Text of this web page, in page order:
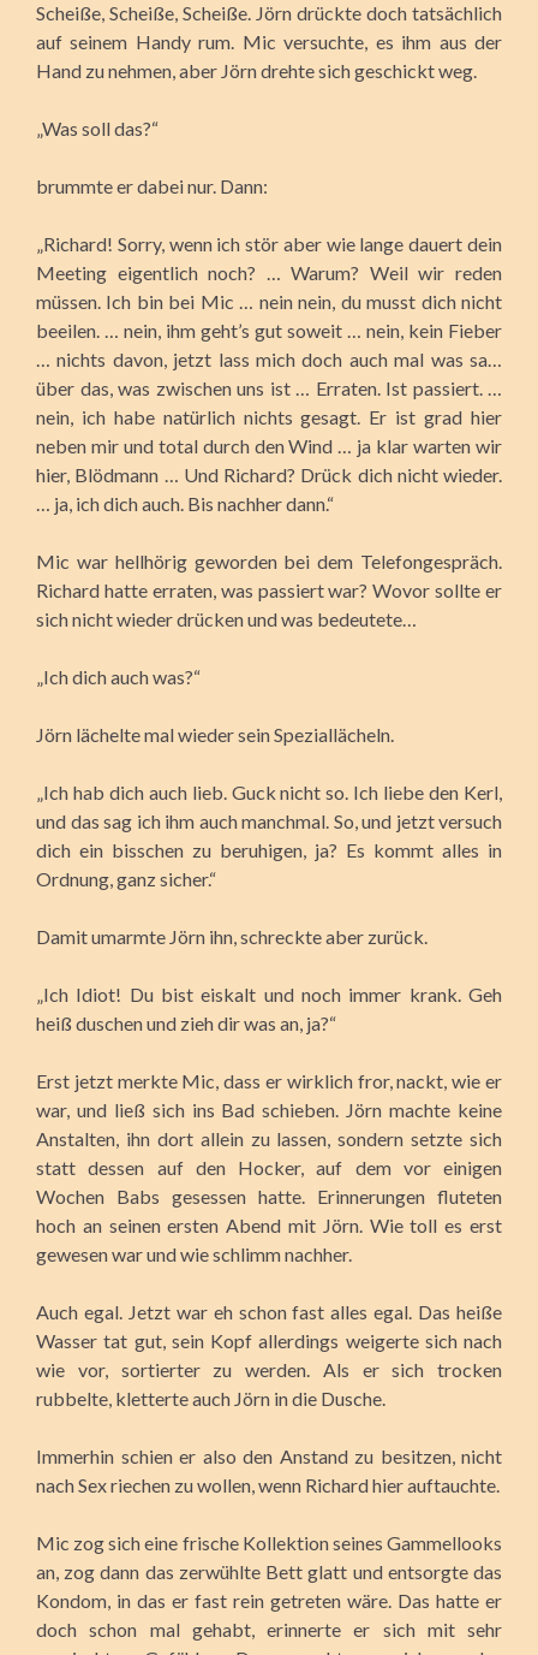
Scheiße, Scheiße, Scheiße. Jörn drückte doch tatsächlich
auf seinem Handy rum. Mic versuchte, es ihm aus der
Hand zu nehmen, aber Jörn drehte sich geschickt weg.
„Was soll das?“
brummte er dabei nur. Dann:
„Richard! Sorry, wenn ich stör aber wie lange dauert dein
Meeting eigentlich noch? … Warum? Weil wir reden
müssen. Ich bin bei Mic … nein nein, du musst dich nicht
beeilen. … nein, ihm geht’s gut soweit … nein, kein Fieber
… nichts davon, jetzt lass mich doch auch mal was sa…
über das, was zwischen uns ist … Erraten. Ist passiert. …
nein, ich habe natürlich nichts gesagt. Er ist grad hier
neben mir und total durch den Wind … ja klar warten wir
hier, Blödmann … Und Richard? Drück dich nicht wieder.
… ja, ich dich auch. Bis nachher dann.“
Mic war hellhörig geworden bei dem Telefongespräch.
Richard hatte erraten, was passiert war? Wovor sollte er
sich nicht wieder drücken und was bedeutete…
„Ich dich auch was?“
Jörn lächelte mal wieder sein Speziallächeln.
„Ich hab dich auch lieb. Guck nicht so. Ich liebe den Kerl,
und das sag ich ihm auch manchmal. So, und jetzt versuch
dich ein bisschen zu beruhigen, ja? Es kommt alles in
Ordnung, ganz sicher.“
Damit umarmte Jörn ihn, schreckte aber zurück.
„Ich Idiot! Du bist eiskalt und noch immer krank. Geh
heiß duschen und zieh dir was an, ja?“
Erst jetzt merkte Mic, dass er wirklich fror, nackt, wie er
war, und ließ sich ins Bad schieben. Jörn machte keine
Anstalten, ihn dort allein zu lassen, sondern setzte sich
statt dessen auf den Hocker, auf dem vor einigen
Wochen Babs gesessen hatte. Erinnerungen fluteten
hoch an seinen ersten Abend mit Jörn. Wie toll es erst
gewesen war und wie schlimm nachher.
Auch egal. Jetzt war eh schon fast alles egal. Das heiße
Wasser tat gut, sein Kopf allerdings weigerte sich nach
wie vor, sortierter zu werden. Als er sich trocken
rubbelte, kletterte auch Jörn in die Dusche.
Immerhin schien er also den Anstand zu besitzen, nicht
nach Sex riechen zu wollen, wenn Richard hier auftauchte.
Mic zog sich eine frische Kollektion seines Gammellooks
an, zog dann das zerwühlte Bett glatt und entsorgte das
Kondom, in das er fast rein getreten wäre. Das hatte er
doch schon mal gehabt, erinnerte er sich mit sehr